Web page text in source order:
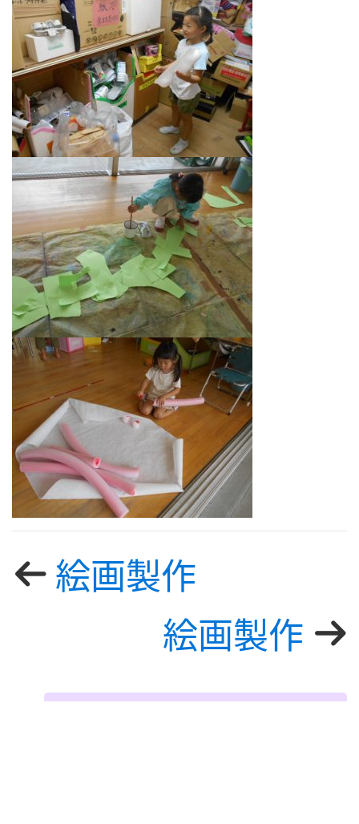
絵画製作
絵画製作
お知らせカテゴリー